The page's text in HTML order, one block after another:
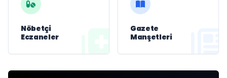
Nöbetçi
Eczaneler
Gazete
Manşetleri